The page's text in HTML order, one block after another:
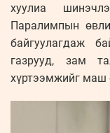
хуулиа
Паралимпын
байгуулагдаж
газрууд, зам
хүртээмжийг маш